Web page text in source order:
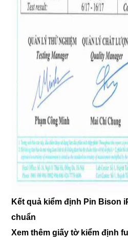
Kết quả kiểm định Pin Bison
chuẩn
Xem thêm giấy tờ kiểm định